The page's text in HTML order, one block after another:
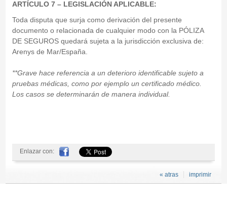
ARTÍCULO 7 – LEGISLACIÓN APLICABLE:
Toda disputa que surja como derivación del presente
documento o relacionada de cualquier modo con la PÓLIZA
DE SEGUROS quedará sujeta a la jurisdicción exclusiva de:
Arenys de Mar/España.
**Grave hace referencia a un deterioro identificable sujeto a
pruebas médicas, como por ejemplo un certificado médico.
Los casos se determinarán de manera individual.
Enlazar con:
imprimir
« atras